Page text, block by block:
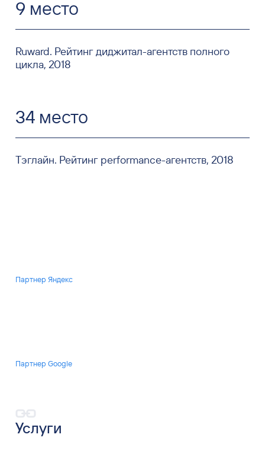
9 место
Ruward. Рейтинг диджитал-агентств полного
цикла, 2018
34 место
Тэглайн. Рейтинг performance-агентств, 2018
Партнер Яндекс
Партнер Google
Услуги